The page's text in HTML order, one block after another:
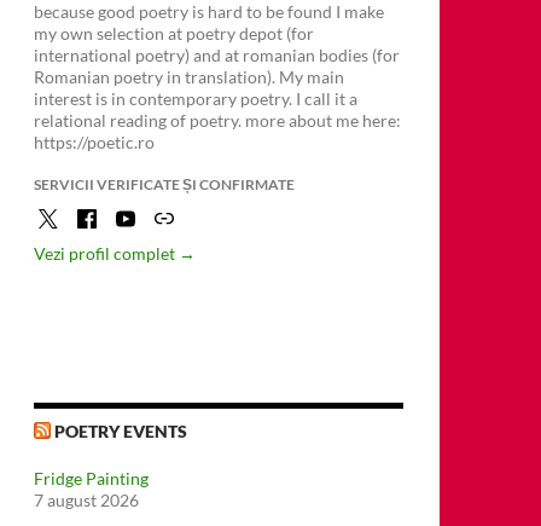
„La Vest de Est / La Est de Vest”
because good poetry is hard to be found I make
my own selection at poetry depot (for
international poetry) and at romanian bodies (for
Romanian poetry in translation). My main
interest is in contemporary poetry. I call it a
relational reading of poetry. more about me here:
https://poetic.ro
SERVICII VERIFICATE ȘI CONFIRMATE
Vezi profil complet →
POETRY EVENTS
Fridge Painting
7 august 2026